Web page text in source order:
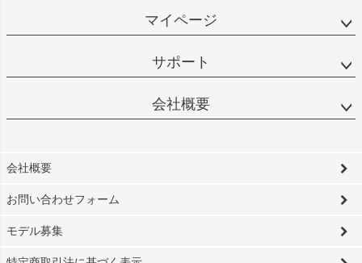
マイページ
サポート
会社概要
会社概要
お問い合わせフォーム
モデル募集